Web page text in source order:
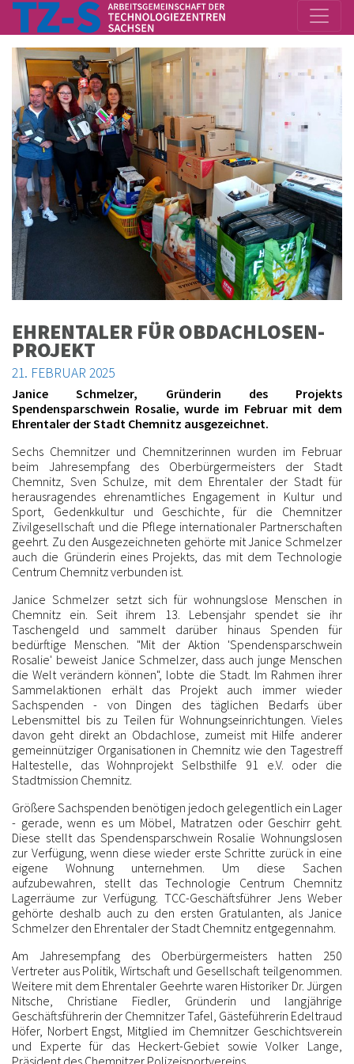
EHRENTALER FÜR OB­DA­CH­LO­SEN­
PRO­JEKT
21. FEBRUAR 2025
Janice Schmelzer, Gründerin des Projekts
Spendensparschwein Rosalie, wurde im Februar mit dem
Ehrentaler der Stadt Chemnitz ausgezeichnet.
Sechs Chemnitzer und Chemnitzerinnen wurden im Februar
beim Jahresempfang des Oberbürgermeisters der Stadt
Chemnitz, Sven Schulze, mit dem Ehrentaler der Stadt für
herausragendes ehrenamtliches Engagement in Kultur und
Sport, Gedenkkultur und Geschichte, für die Chemnitzer
Zivilgesellschaft und die Pflege internationaler Partnerschaften
geehrt. Zu den Ausgezeichneten gehörte mit Janice Schmelzer
auch die Gründerin eines Projekts, das mit dem Technologie
Centrum Chemnitz verbunden ist.
Janice Schmelzer setzt sich für wohnungslose Menschen in
Chemnitz ein. Seit ihrem 13. Lebensjahr spendet sie ihr
Taschengeld und sammelt darüber hinaus Spenden für
bedürftige Menschen. "Mit der Aktion 'Spendensparschwein
Rosalie' beweist Janice Schmelzer, dass auch junge Menschen
die Welt verändern können", lobte die Stadt. Im Rahmen ihrer
Sammelaktionen erhält das Projekt auch immer wieder
Sachspenden - von Dingen des täglichen Bedarfs über
Lebensmittel bis zu Teilen für Wohnungseinrichtungen. Vieles
davon geht direkt an Obdachlose, zumeist mit Hilfe anderer
gemeinnütziger Organisationen in Chemnitz wie den Tagestreff
Haltestelle, das Wohnprojekt Selbsthilfe 91 e.V. oder die
Stadtmission Chemnitz.
Größere Sachspenden benötigen jedoch gelegentlich ein Lager
- gerade, wenn es um Möbel, Matratzen oder Geschirr geht.
Diese stellt das Spendensparschwein Rosalie Wohnungslosen
zur Verfügung, wenn diese wieder erste Schritte zurück in eine
eigene Wohnung unternehmen. Um diese Sachen
aufzubewahren, stellt das Technologie Centrum Chemnitz
Lagerräume zur Verfügung. TCC-Geschäftsführer Jens Weber
gehörte deshalb auch zu den ersten Gratulanten, als Janice
Schmelzer den Ehrentaler der Stadt Chemnitz entgegennahm.
Am Jahresempfang des Oberbürgermeisters hatten 250
Vertreter aus Politik, Wirtschaft und Gesellschaft teilgenommen.
Weitere mit dem Ehrentaler Geehrte waren Historiker Dr. Jürgen
Nitsche, Christiane Fiedler, Gründerin und langjährige
Geschäftsführerin der Chemnitzer Tafel, Gästeführerin Edeltraud
Höfer, Norbert Engst, Mitglied im Chemnitzer Geschichtsverein
und Experte für das Heckert-Gebiet sowie Volker Lange,